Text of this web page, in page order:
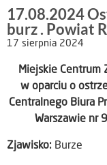
17.08.2024
burz . Powiat
17 sierpnia 2024
Miejskie Centrum
w oparciu o
Centralnego Biura
Warszawie nr
Zjawisko: Burze